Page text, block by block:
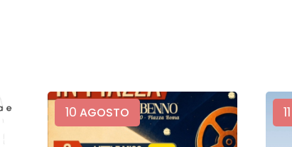
10 AGOSTO 11